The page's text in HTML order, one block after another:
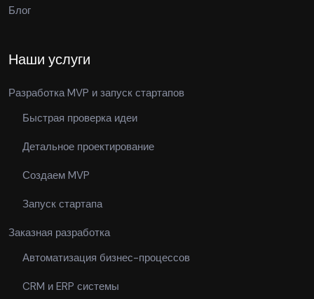
Блог
Наши услуги
Разработка MVP и запуск стартапов
Быстрая проверка идеи
Детальное проектирование
Создаем MVP
Запуск стартапа
Заказная разработка
Автоматизация бизнес-процессов
CRM и ERP системы